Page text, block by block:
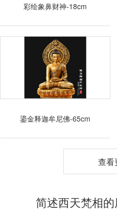
彩绘象鼻财神-18cm
鎏金释迦牟尼佛-65cm
查看
简述西天梵相